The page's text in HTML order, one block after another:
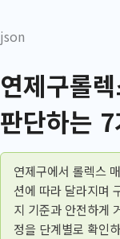
json
연제구롤
판단하는
연제구에서 롤렉스
션에 따라 달라지며
지 기준과 안전하게
정을 단계별로 확인